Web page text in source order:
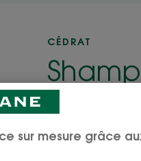
CÉDRAT
sur mesure grâce